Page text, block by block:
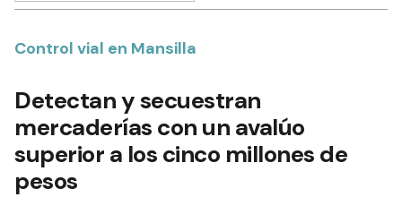
Control vial en Mansilla
Detectan y secuestran
mercaderías con un avalúo
superior a los cinco millones de
pesos